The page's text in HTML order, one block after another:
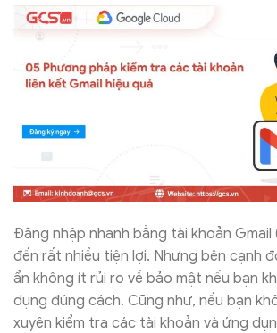
Đăng nhập nhanh bằng tài khoản Gmail
đến rất nhiều tiện lợi. Nhưng bên cạnh
ẩn không ít rủi ro về bảo mật nếu bạn
dụng đúng cách. Cũng như, nếu bạn
xuyên kiểm tra các tài khoản và ứng